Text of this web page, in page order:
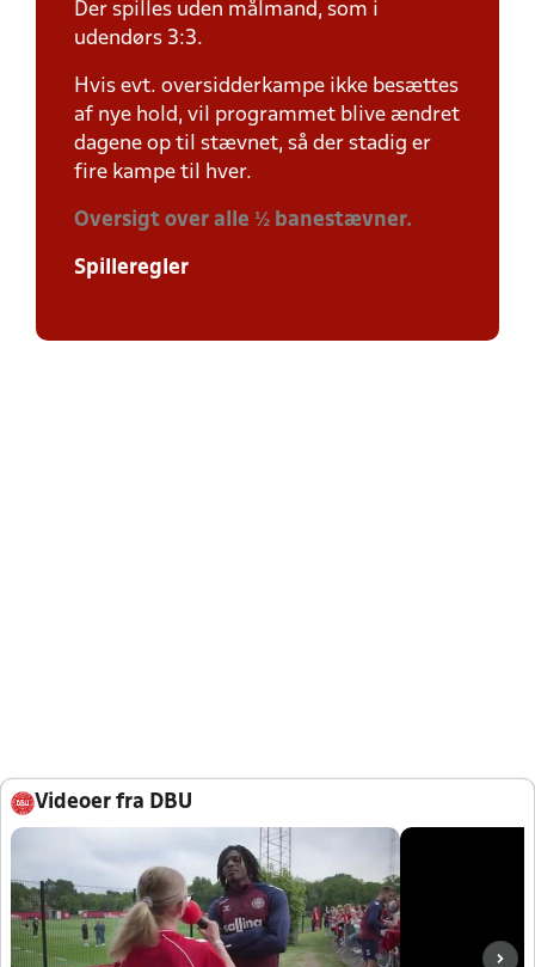
Der spilles uden målmand, som i
udendørs 3:3.
Hvis evt. oversidderkampe ikke besættes
af nye hold, vil programmet blive ændret
dagene op til stævnet, så der stadig er
fire kampe til hver.
Oversigt over alle ½ banestævner.
Spilleregler
Videoer fra DBU